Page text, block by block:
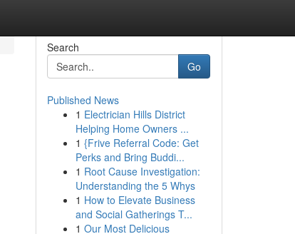
Search
Go
Published News
1 Electrician Hills District
Helping Home Owners ...
1 {Frive Referral Code: Get
Perks and Bring Buddi...
1 Root Cause Investigation:
Understanding the 5 Whys
1 How to Elevate Business
and Social Gatherings T...
1 Our Most Delicious